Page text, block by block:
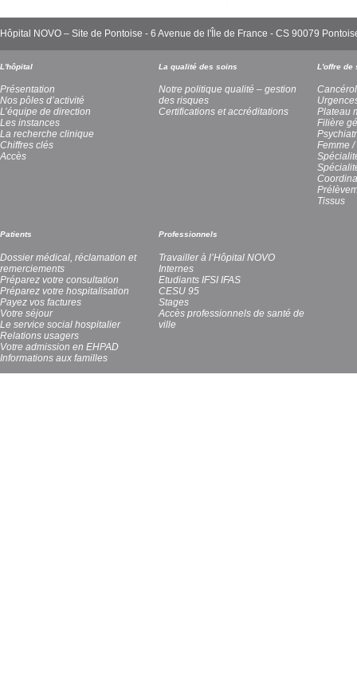
Hôpital NOVO – Site de Pontoise - 6 Avenue de l'Île de France - CS 90079
L'hôpital
Présentation
Nos pôles d’activité
L’équipe de direction
Les instances
La recherche clinique
Chiffres clés
Accès
La qualité des soins
Notre politique qualité – gestion
des risques
Certifications et accréditations
L'offre de
Plateau
Filière
Femme /
Tissus
Patients
Dossier médical, réclamation et
remerciements
Préparez votre consultation
Préparez votre hospitalisation
Payez vos factures
Votre séjour
Le service social hospitalier
Relations usagers
Votre admission en EHPAD
Informations aux familles
Professionnels
Travailler à l’Hôpital NOVO
Internes
Etudiants IFSI IFAS
CESU 95
Stages
Accès professionnels de santé de
ville